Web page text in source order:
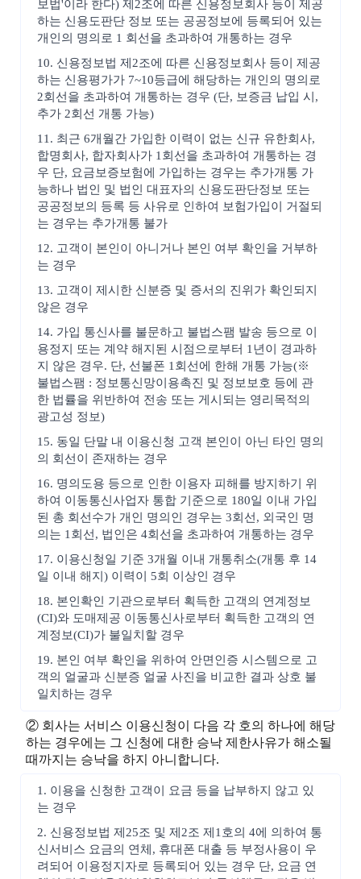
보법'이라 한다) 제2조에 따른 신용정보회사 등이 제공
하는 신용도판단 정보 또는 공공정보에 등록되어 있는
개인의 명의로 1 회선을 초과하여 개통하는 경우
10. 신용정보법 제2조에 따른 신용정보회사 등이 제공
하는 신용평가가 7~10등급에 해당하는 개인의 명의로
2회선을 초과하여 개통하는 경우 (단, 보증금 납입 시,
추가 2회선 개통 가능)
11. 최근 6개월간 가입한 이력이 없는 신규 유한회사,
합명회사, 합자회사가 1회선을 초과하여 개통하는 경
우 단, 요금보증보험에 가입하는 경우는 추가개통 가
능하나 법인 및 법인 대표자의 신용도판단정보 또는
공공정보의 등록 등 사유로 인하여 보험가입이 거절되
는 경우는 추가개통 불가
12. 고객이 본인이 아니거나 본인 여부 확인을 거부하
는 경우
13. 고객이 제시한 신분증 및 증서의 진위가 확인되지
않은 경우
14. 가입 통신사를 불문하고 불법스팸 발송 등으로 이
용정지 또는 계약 해지된 시점으로부터 1년이 경과하
지 않은 경우. 단, 선불폰 1회선에 한해 개통 가능(※
불법스팸 : 정보통신망이용촉진 및 정보보호 등에 관
한 법률을 위반하여 전송 또는 게시되는 영리목적의
광고성 정보)
15. 동일 단말 내 이용신청 고객 본인이 아닌 타인 명의
의 회선이 존재하는 경우
16. 명의도용 등으로 인한 이용자 피해를 방지하기 위
하여 이동통신사업자 통합 기준으로 180일 이내 가입
된 총 회선수가 개인 명의인 경우는 3회선, 외국인 명
의는 1회선, 법인은 4회선을 초과하여 개통하는 경우
17. 이용신청일 기준 3개월 이내 개통취소(개통 후 14
일 이내 해지) 이력이 5회 이상인 경우
18. 본인확인 기관으로부터 획득한 고객의 연계정보
(CI)와 도매제공 이동통신사로부터 획득한 고객의 연
계정보(CI)가 불일치할 경우
19. 본인 여부 확인을 위하여 안면인증 시스템으로 고
객의 얼굴과 신분증 얼굴 사진을 비교한 결과 상호 불
일치하는 경우
② 회사는 서비스 이용신청이 다음 각 호의 하나에 해당
하는 경우에는 그 신청에 대한 승낙 제한사유가 해소될
때까지는 승낙을 하지 아니합니다.
1. 이용을 신청한 고객이 요금 등을 납부하지 않고 있
는 경우
2. 신용정보법 제25조 및 제2조 제1호의 4에 의하여 통
신서비스 요금의 연체, 휴대폰 대출 등 부정사용이 우
려되어 이용정지자로 등록되어 있는 경우 단, 요금 연